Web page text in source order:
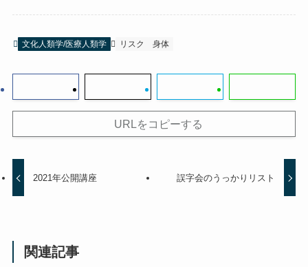
文化人類学/医療人類学 リスク 身体
URLをコピーする
2021年公開講座 誤字会のうっかりリスト
関連記事